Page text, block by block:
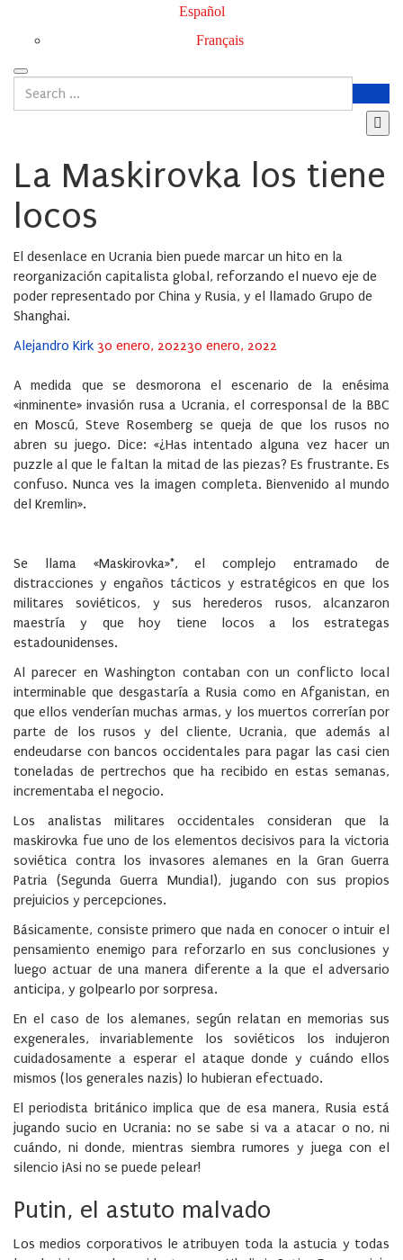
Español
Français
La Maskirovka los tiene
locos
El desenlace en Ucrania bien puede marcar un hito en la
reorganización capitalista global, reforzando el nuevo eje de
poder representado por China y Rusia, y el llamado Grupo de
Shanghai.
Alejandro Kirk Posted
30 enero, 202230 enero, 2022
A medida que se desmorona el escenario de la enésima
«inminente» invasión rusa a Ucrania, el corresponsal de la BBC
en Moscú, Steve Rosemberg se queja de que los rusos no
abren su juego. Dice: «¿Has intentado alguna vez hacer un
puzzle al que le faltan la mitad de las piezas? Es frustrante. Es
confuso. Nunca ves la imagen completa. Bienvenido al mundo
del Kremlin».
Se llama «Maskirovka»*, el complejo entramado de
distracciones y engaños tácticos y estratégicos en que los
militares soviéticos, y sus herederos rusos, alcanzaron
maestría y que hoy tiene locos a los estrategas
estadounidenses.
Al parecer en Washington contaban con un conflicto local
interminable que desgastaría a Rusia como en Afganistan, en
que ellos venderían muchas armas, y los muertos correrían por
parte de los rusos y del cliente, Ucrania, que además al
endeudarse con bancos occidentales para pagar las casi cien
toneladas de pertrechos que ha recibido en estas semanas,
incrementaba el negocio.
Los analistas militares occidentales consideran que la
maskirovka fue uno de los elementos decisivos para la victoria
soviética contra los invasores alemanes en la Gran Guerra
Patria (Segunda Guerra Mundial), jugando con sus propios
prejuicios y percepciones.
Básicamente, consiste primero que nada en conocer o intuir el
pensamiento enemigo para reforzarlo en sus conclusiones y
luego actuar de una manera diferente a la que el adversario
anticipa, y golpearlo por sorpresa.
En el caso de los alemanes, según relatan en memorias sus
exgenerales, invariablemente los soviéticos los indujeron
cuidadosamente a esperar el ataque donde y cuándo ellos
mismos (los generales nazis) lo hubieran efectuado.
El periodista británico implica que de esa manera, Rusia está
jugando sucio en Ucrania: no se sabe si va a atacar o no, ni
cuándo, ni donde, mientras siembra rumores y juega con el
silencio ¡Asi no se puede pelear!
Putin, el astuto malvado
Los medios corporativos le atribuyen toda la astucia y todas